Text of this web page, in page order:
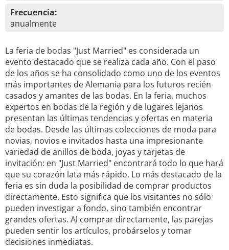
Frecuencia:
anualmente
La feria de bodas "Just Married" es considerada un
evento destacado que se realiza cada año. Con el paso
de los años se ha consolidado como uno de los eventos
más importantes de Alemania para los futuros recién
casados ​​y amantes de las bodas. En la feria, muchos
expertos en bodas de la región y de lugares lejanos
presentan las últimas tendencias y ofertas en materia
de bodas. Desde las últimas colecciones de moda para
novias, novios e invitados hasta una impresionante
variedad de anillos de boda, joyas y tarjetas de
invitación: en "Just Married" encontrará todo lo que hará
que su corazón lata más rápido. Lo más destacado de la
feria es sin duda la posibilidad de comprar productos
directamente. Esto significa que los visitantes no sólo
pueden investigar a fondo, sino también encontrar
grandes ofertas. Al comprar directamente, las parejas
pueden sentir los artículos, probárselos y tomar
decisiones inmediatas.